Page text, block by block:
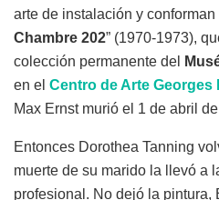
arte de instalación y conforman
Chambre 202” (1970-1973),
colección permanente del
en el Centro de Arte Georges
Max Ernst murió el 1 de abril
Entonces Dorothea Tanning
muerte de su marido la llevó a
profesional. No dejó la pintura,